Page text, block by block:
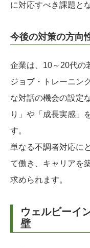
に対応すべき課題と
今後の対策の方向
企業は、10～20代の
ジョブ・トレーニン
な対話の機会の設定
り」や「成長実感」
す。
単なる不調者対応に
て働き、キャリアを
求められます。
ウェルビーイ
壁